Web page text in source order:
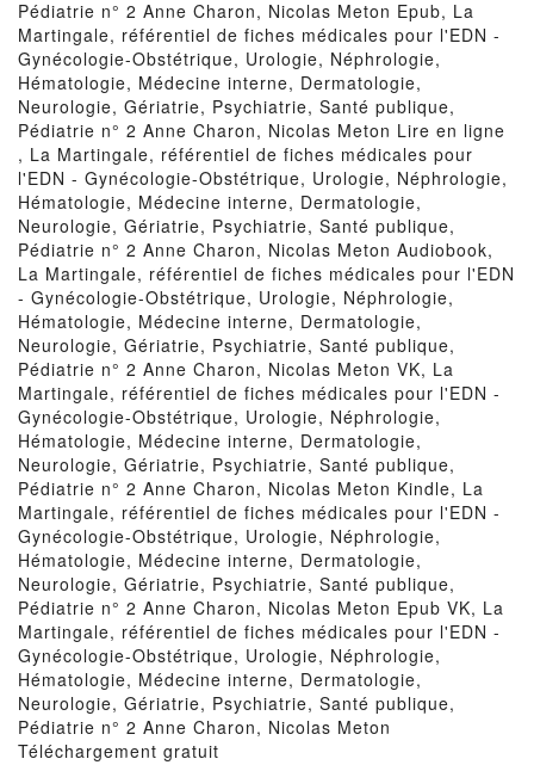
Pédiatrie n° 2 Anne Charon, Nicolas Meton Epub, La
Martingale, référentiel de fiches médicales pour l'EDN -
Gynécologie-Obstétrique, Urologie, Néphrologie,
Hématologie, Médecine interne, Dermatologie,
Neurologie, Gériatrie, Psychiatrie, Santé publique,
Pédiatrie n° 2 Anne Charon, Nicolas Meton Lire en ligne
, La Martingale, référentiel de fiches médicales pour
l'EDN - Gynécologie-Obstétrique, Urologie, Néphrologie,
Hématologie, Médecine interne, Dermatologie,
Neurologie, Gériatrie, Psychiatrie, Santé publique,
Pédiatrie n° 2 Anne Charon, Nicolas Meton Audiobook,
La Martingale, référentiel de fiches médicales pour l'EDN
- Gynécologie-Obstétrique, Urologie, Néphrologie,
Hématologie, Médecine interne, Dermatologie,
Neurologie, Gériatrie, Psychiatrie, Santé publique,
Pédiatrie n° 2 Anne Charon, Nicolas Meton VK, La
Martingale, référentiel de fiches médicales pour l'EDN -
Gynécologie-Obstétrique, Urologie, Néphrologie,
Hématologie, Médecine interne, Dermatologie,
Neurologie, Gériatrie, Psychiatrie, Santé publique,
Pédiatrie n° 2 Anne Charon, Nicolas Meton Kindle, La
Martingale, référentiel de fiches médicales pour l'EDN -
Gynécologie-Obstétrique, Urologie, Néphrologie,
Hématologie, Médecine interne, Dermatologie,
Neurologie, Gériatrie, Psychiatrie, Santé publique,
Pédiatrie n° 2 Anne Charon, Nicolas Meton Epub VK, La
Martingale, référentiel de fiches médicales pour l'EDN -
Gynécologie-Obstétrique, Urologie, Néphrologie,
Hématologie, Médecine interne, Dermatologie,
Neurologie, Gériatrie, Psychiatrie, Santé publique,
Pédiatrie n° 2 Anne Charon, Nicolas Meton
Téléchargement gratuit